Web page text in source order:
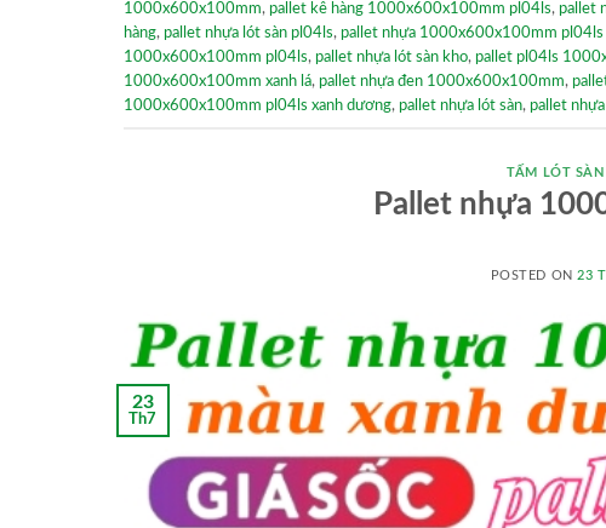
1000x600x100mm, pallet kê hàng 1000x600x100mm pl04ls, pallet
hàng, pallet nhựa lót sàn pl04ls, pallet nhựa 1000x600x100mm pl04ls
1000x600x100mm pl04ls, pallet nhựa lót sàn kho, pallet pl04ls
1000x600x100mm xanh lá, pallet nhựa đen 1000x600x100mm,
1000x600x100mm pl04ls xanh dương, pallet nhựa lót sàn, pallet
TẤM LÓT
Pallet nhựa
POSTED ON23
23
Th7